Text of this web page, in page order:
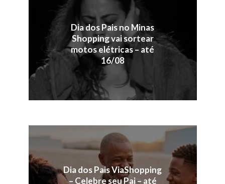
Dia dos Pais no Minas
Shopping vai sortear
motos elétricas – até
16/08
Dia dos Pais ViaShopping
– Celebre seu Pai – até